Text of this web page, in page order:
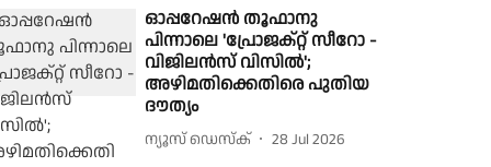
ഓപ്പറേഷൻ തൂഫാനു
പിന്നാലെ 'പ്രോജക്റ്റ് സീറോ -
വിജിലൻസ് വിസിൽ';
അഴിമതിക്കെതിരെ പുതിയ
ദൗത്യം
ന്യൂസ് ഡെസ്ക് 28 Jul 2026